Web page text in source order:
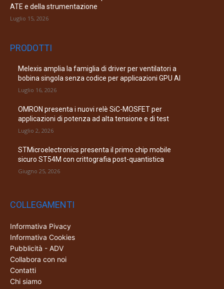
ATE e della strumentazione
Luglio 15, 2026
PRODOTTI
Melexis amplia la famiglia di driver per ventilatori a
bobina singola senza codice per applicazioni GPU AI
Luglio 16, 2026
OMRON presenta i nuovi relè SiC-MOSFET per
applicazioni di potenza ad alta tensione e di test
Luglio 2, 2026
STMicroelectronics presenta il primo chip mobile
sicuro ST54M con crittografia post-quantistica
Giugno 25, 2026
COLLEGAMENTI
Informativa Pivacy
Informativa Cookies
Pubblicità - ADV
Collabora con noi
Contatti
Chi siamo